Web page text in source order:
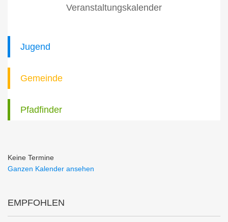
Veranstaltungskalender
Jugend
Gemeinde
Pfadfinder
Keine Termine
Ganzen Kalender ansehen
EMPFOHLEN